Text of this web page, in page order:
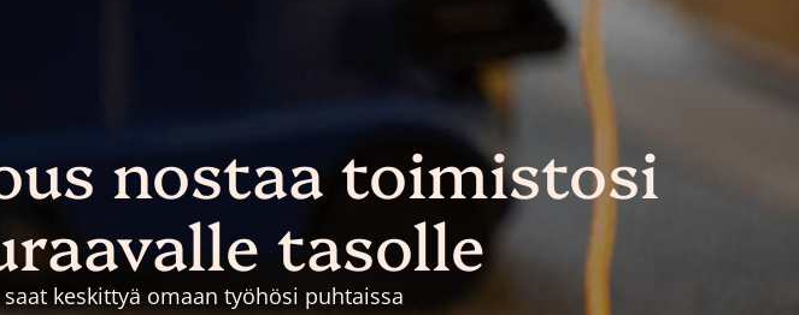
nostaa toimistosi
tasolle
keskittyä omaan työhösi puhtaissa